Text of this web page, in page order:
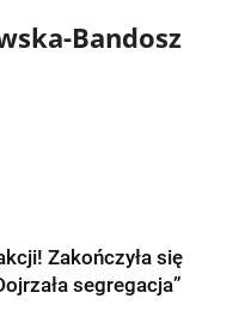
Bandosz
Zakończyła się
segregacja”